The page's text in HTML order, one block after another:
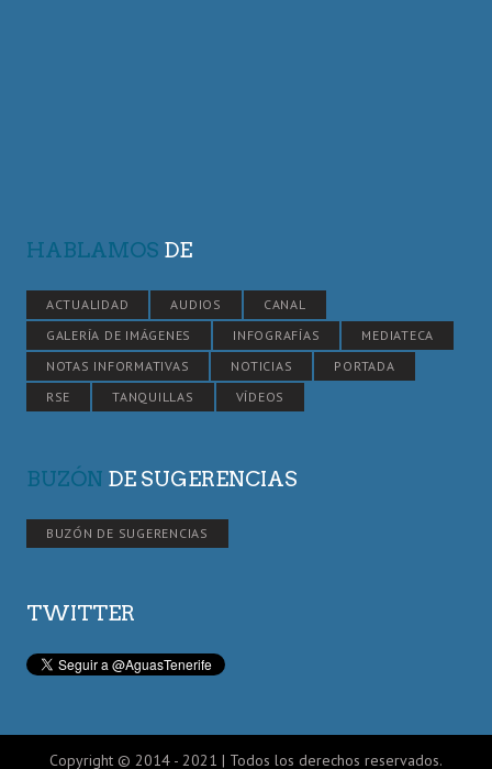
HABLAMOS DE
ACTUALIDAD AUDIOS
CANAL
GALERÍA DE IMÁGENES
INFOGRAFÍAS
MEDIATECA
NOTAS INFORMATIVAS
NOTICIAS
PORTADA
RSE
TANQUILLAS VÍDEOS
BUZÓN DE SUGERENCIAS
BUZÓN DE SUGERENCIAS
TWITTER
Copyright © 2014 - 2021 | Todos los derechos reservados.